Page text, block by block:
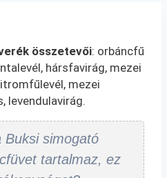
összetevői: orbáncfű
hársfavirág, mezei
mezei
levendulavirág.
Buksi simogató
tartalmaz, ez